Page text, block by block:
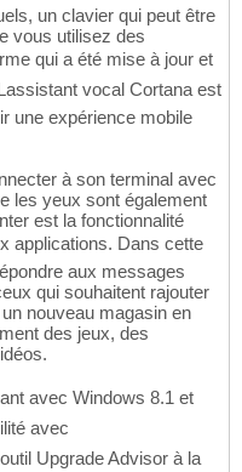
un clavier qui peut être
vous utilisez des
qui a été mise à jour et
vocal Cortana est
une expérience mobile
à son terminal avec
les yeux sont également
est la fonctionnalité
applications. Dans cette
aux messages
qui souhaitent rajouter
nouveau magasin en
des jeux, des
avec Windows 8.1 et
avec
Upgrade Advisor à la